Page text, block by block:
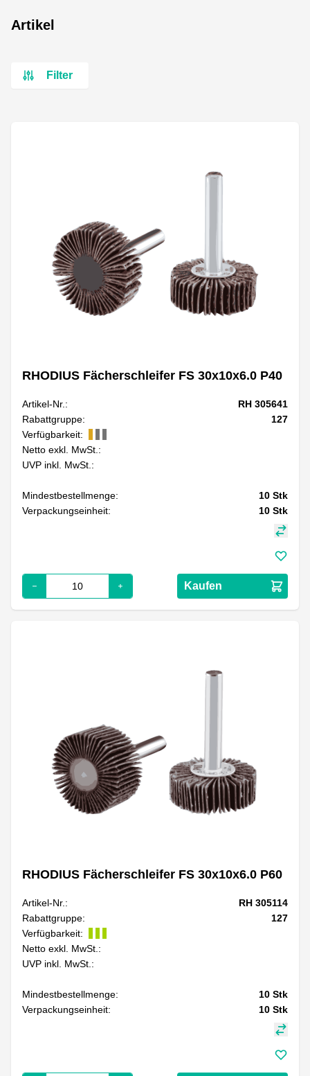
Artikel
Filter
RHODIUS Fächerschleifer FS 30x10x6.0 P40
Artikel-Nr.:
RH 305641
Rabattgruppe:
127
Verfügbarkeit:
Netto exkl. MwSt.:
UVP inkl. MwSt.:
Mindestbestellmenge: 10 Stk
Verpackungseinheit:
10 Stk
Kaufen
RHODIUS Fächerschleifer FS 30x10x6.0 P60
Artikel-Nr.:
RH 305114
Rabattgruppe:
127
Verfügbarkeit:
Netto exkl. MwSt.:
UVP inkl. MwSt.:
Mindestbestellmenge: 10 Stk
Verpackungseinheit:
10 Stk